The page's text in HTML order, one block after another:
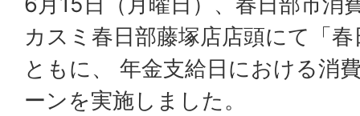
カスミ春日部藤塚店店頭にて「
ともに、 年金支給日における消
ーンを実施しました。